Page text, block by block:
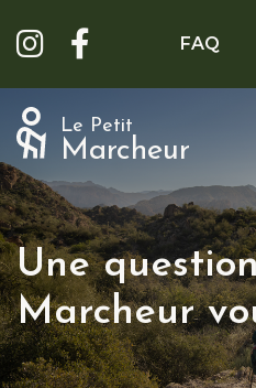
FAQ
Le Petit
Marcheur
Une
Marcheur